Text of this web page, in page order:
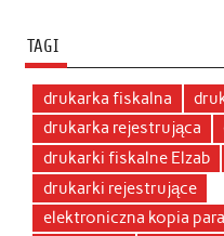
TAGI
drukarka fiskalna
drukarka rejestrująca
drukarki fiskalne Elzab
drukarki rejestrujące
elektroniczna kopia